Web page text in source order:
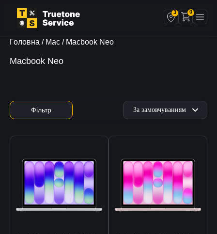
3 0
Головна / Mac / Macbook Neo
Macbook Neo
Фільтр